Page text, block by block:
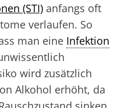
(STI) anfangs oft
verlaufen. So
man eine Infektion
wird zusätzlich
Alkohol erhöht, da